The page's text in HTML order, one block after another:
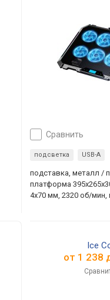
сравнить
подсветка USB-A
подставка, металл /
платформа
4х70 мм, 2320 об/мин,
Ice
от 1 238